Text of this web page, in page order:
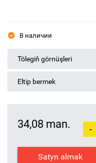
В наличии
Tölegiň görnüşleri
Eltip bermek
34,08 man. -
Satyn almak